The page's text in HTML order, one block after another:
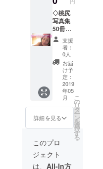
こっそ
り二
人っき
りで…
と言い
たいと
ころで
すが、
公共の
場所で
お願い
します
ね♡ 都
内かそ
の近郊
で（諸
経費は
ご負担
です
♡）
（※1）
◇桃尻
写真集
50冊付
き 愛田
もも一
日使い
放題 最
近流行
りの◯
冊買っ
てくれ
ら・・
・に便
乗してw
／ 愛田
もも、
ガンバ
レ！！
！ ＼ そ
支援
者：
0人
お届
け予
定：
2019
年05
月
詳細を見る
こ
の
リ
タ
ー
ン
を
選
択
す
る
このプロ
ジェクト
は、 All-In方